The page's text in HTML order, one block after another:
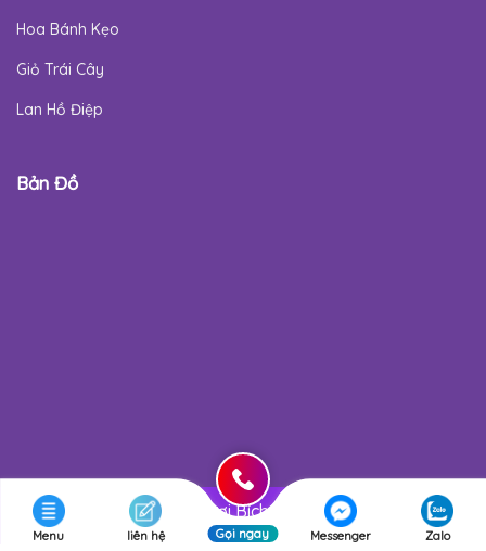
Hoa Bánh Kẹo
Giỏ Trái Cây
Lan Hồ Điệp
Bản Đồ
Copyright 2026 © Hoa tươi Bích Nguyễn. Design by Long
Phu Solutions
Menu liên hệ Gọi ngay Messenger Zalo